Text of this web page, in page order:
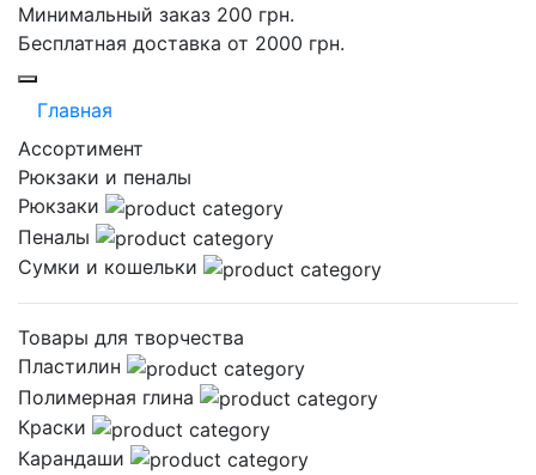
Минимальный заказ 200 грн.
Бесплатная доставка от 2000 грн.
Главная
Ассортимент
Рюкзаки и пеналы
Рюкзаки
Пеналы
Сумки и кошельки
Товары для творчества
Пластилин
Полимерная глина
Краски
Карандаши